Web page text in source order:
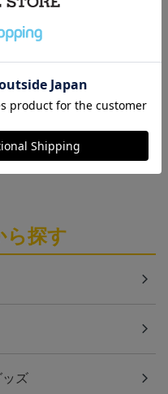
みてください！
生向けのグッズを取り扱い
ら探す
ッズ